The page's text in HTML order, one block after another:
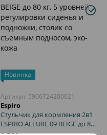
Новинка
Артикул: 5906724200021
Espiro
Стульчик для кормления 2в1
ESPIRO ALLURE 09 BEIGE до 80
кг, 5 уровней регулировки